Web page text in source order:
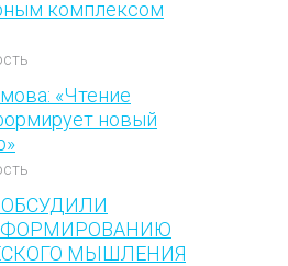
комплексом
«Чтение
новый
МЫШЛЕНИЯ